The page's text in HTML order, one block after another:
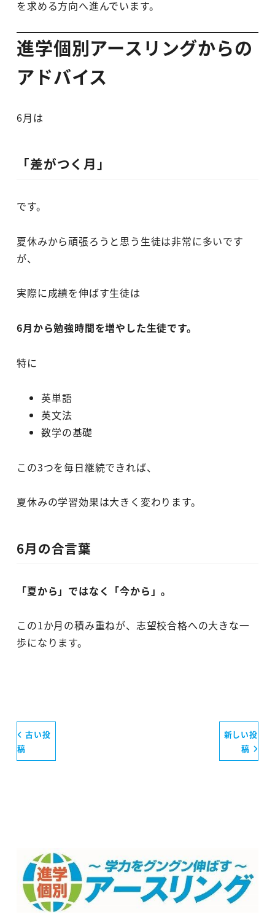
を求める方向へ進んでいます。
進学個別アースリングからの
アドバイス
6月は
「差がつく月」
です。
夏休みから頑張ろうと思う生徒は非常に多いです
が、
実際に成績を伸ばす生徒は
6月から勉強時間を増やした生徒です。
特に
英単語
英文法
数学の基礎
この3つを毎日継続できれば、
夏休みの学習効果は大きく変わります。
6月の合言葉
「夏から」ではなく「今から」。
この1か月の積み重ねが、志望校合格への大きな一
歩になります。
古い投
稿
新しい投
稿